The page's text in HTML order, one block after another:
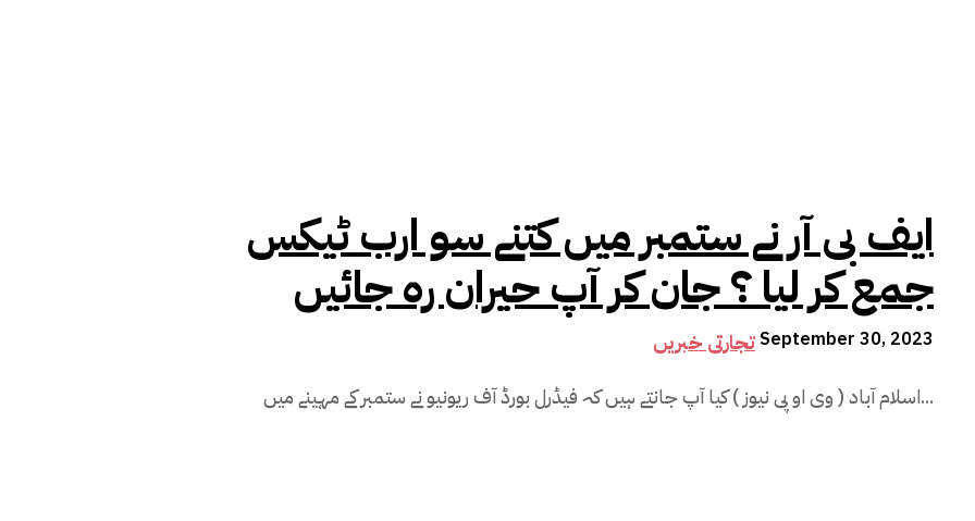
ایف بی آر نے ستمبر میں کتنے سو ارب ٹیکس
جمع کر لیا ؟ جان کر آپ حیران رہ جائیں
تجارتی خبریںSeptember 30, 2023
اسلام آباد ( وی او پی نیوز ) کیا آپ جانتے ہیں کہ فیڈرل بورڈ آف ریونیو نے ستمبر کے مہینے میں...